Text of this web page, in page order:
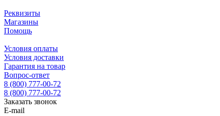
Реквизиты
Магазины
Помощь
Условия оплаты
Условия доставки
Гарантия на товар
Вопрос-ответ
8 (800) 777-00-72
8 (800) 777-00-72
Заказать звонок
E-mail